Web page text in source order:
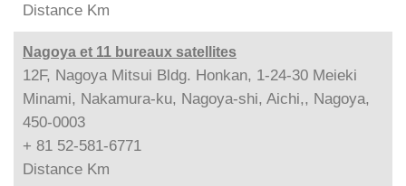
Distance Km
Nagoya et 11 bureaux satellites
12F, Nagoya Mitsui Bldg. Honkan, 1-24-30 Meieki
Minami, Nakamura-ku, Nagoya-shi, Aichi,, Nagoya,
450-0003
+ 81 52-581-6771
Distance Km